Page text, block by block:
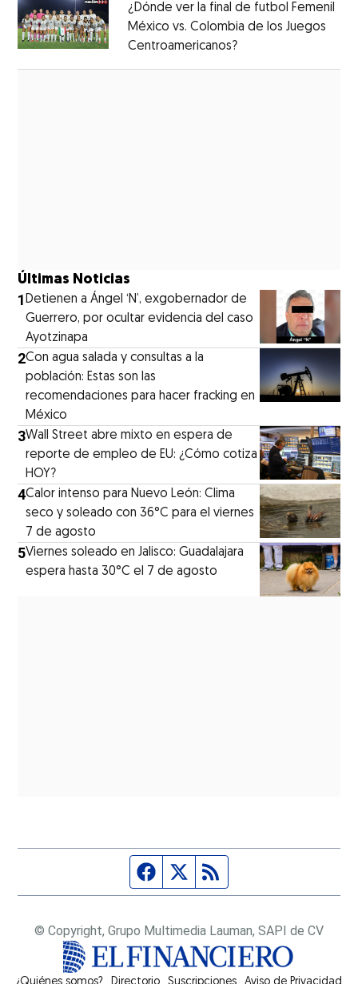
¿Dónde ver la final de futbol Femenil
México vs. Colombia de los Juegos
Centroamericanos?Opens in new
Últimas Noticias
1Detienen a Ángel ‘N’, exgobernador de
Guerrero, por ocultar evidencia del caso
Ayotzinapa
2Con agua salada y consultas a la
población: Estas son las
recomendaciones para hacer fracking en
México
3Wall Street abre mixto en espera de
reporte de empleo de EU: ¿Cómo cotiza
HOY?
4Calor intenso para Nuevo León: Clima
seco y soleado con 36°C para el viernes
7 de agosto
5Viernes soleado en Jalisco: Guadalajara
espera hasta 30°C el 7 de agosto
Página de Facebook
Fuente Twitter
© Copyright, Grupo Multimedia Lauman, SAPI de CV